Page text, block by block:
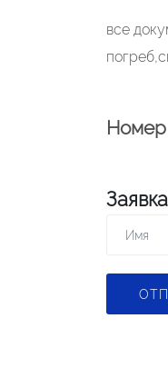
все
Номер